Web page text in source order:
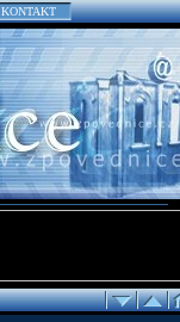
KONTAKT